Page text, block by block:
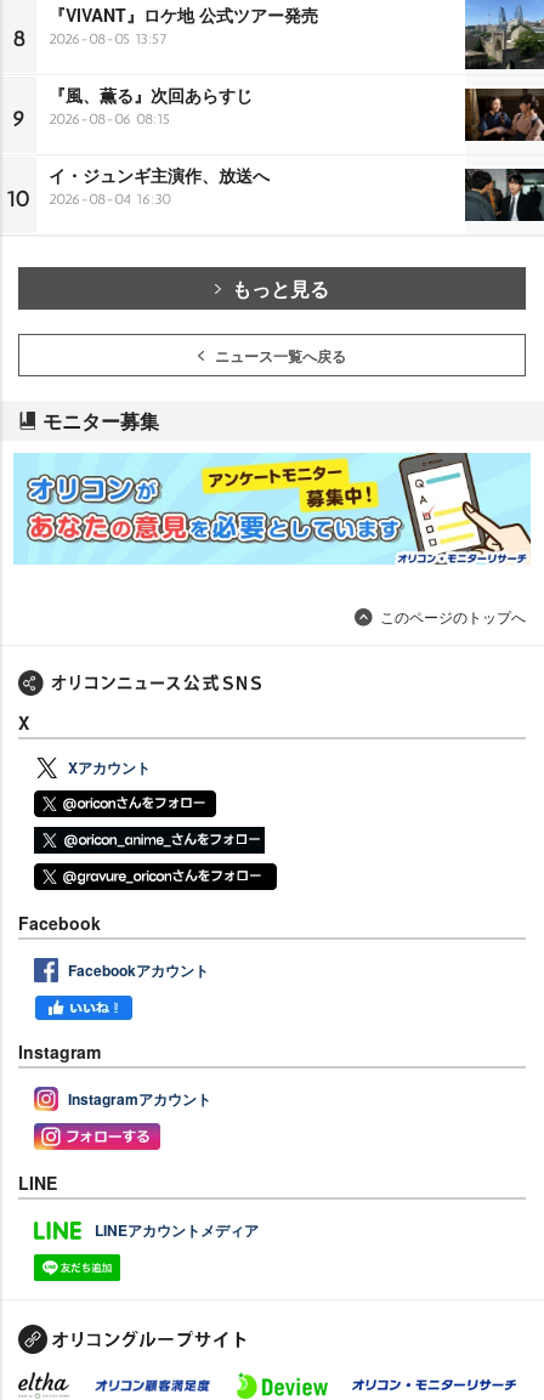
8
『VIVANT』ロケ地 公式ツアー発売
2026-08-05 13:57
9
『風、薫る』次回あらすじ
2026-08-06 08:15
10
イ・ジュンギ主演作、放送へ
2026-08-04 16:30
もっと見る
ニュース一覧へ戻る
モニター募集
このページのトップへ
X
Xアカウント
Facebook
Facebookアカウント
Instagram
Instagramアカウント
LINE
LINEアカウントメディア